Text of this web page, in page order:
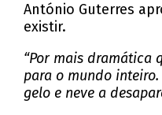
António Guterres
existir.
“Por mais dramática
para o mundo
gelo e neve a